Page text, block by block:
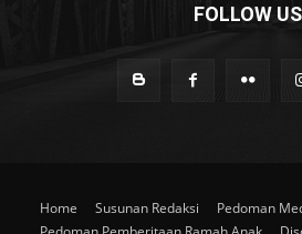
FOLLOW US
Home Susunan Redaksi
Pedoman